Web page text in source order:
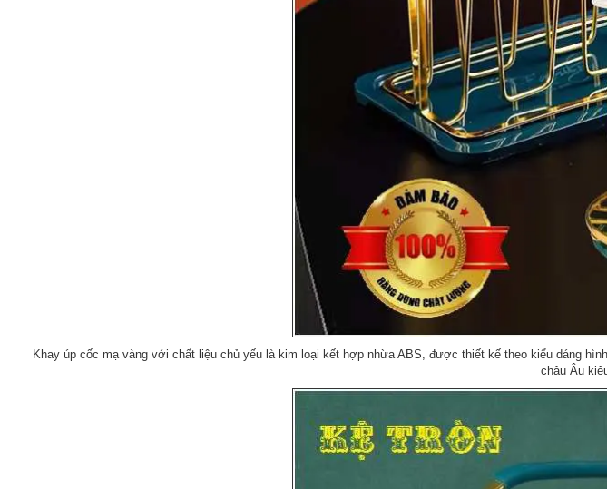
Khay úp cốc mạ vàng với chất liệu chủ yếu là kim loại kết hợp nhừa ABS, được thiết kế theo kiểu dáng
châu Âu